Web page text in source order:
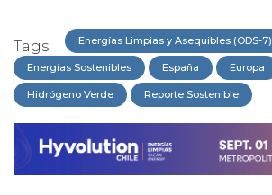
Tags: Energías Limpias y Asequibles (ODS-7)
Energías Sostenibles España Europa
Hidrógeno Verde Reporte Sostenible